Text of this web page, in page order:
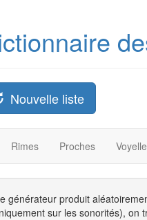
Nouvelle liste
Rimes Proches
générateur produit
sur les sonorités), on